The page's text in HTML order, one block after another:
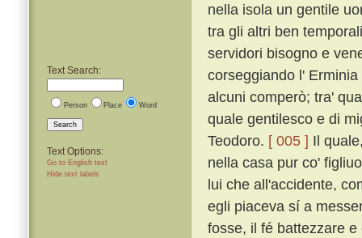
Text Search:
Person Place Word
Search
Text Options:
Go to English text
Hide text labels
nella isola un gentile
tra gli altri ben
servidori bisogno e
corseggiando l'
alcuni comperò; tra'
quale gentilesco e di
Teodoro. [ 005 ] Il
nella casa pur co'
lui che all'accidente,
egli piaceva sí a
fosse, il fé battezzare